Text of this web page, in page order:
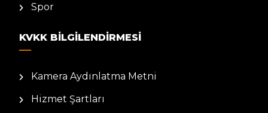
Spor
KVKK BILGILENDIRMESI
Kamera Aydınlatma Metni
Hizmet Şartları